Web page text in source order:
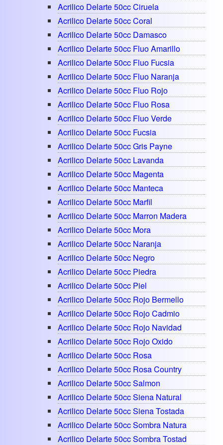
Acrilico Delarte 50cc Ciruela
Acrilico Delarte 50cc Coral
Acrilico Delarte 50cc Damasco
Acrilico Delarte 50cc Fluo Amarillo
Acrilico Delarte 50cc Fluo Fucsia
Acrilico Delarte 50cc Fluo Naranja
Acrilico Delarte 50cc Fluo Rojo
Acrilico Delarte 50cc Fluo Rosa
Acrilico Delarte 50cc Fluo Verde
Acrilico Delarte 50cc Fucsia
Acrilico Delarte 50cc Gris Payne
Acrilico Delarte 50cc Lavanda
Acrilico Delarte 50cc Magenta
Acrilico Delarte 50cc Manteca
Acrilico Delarte 50cc Marfil
Acrilico Delarte 50cc Marron Madera
Acrilico Delarte 50cc Mora
Acrilico Delarte 50cc Naranja
Acrilico Delarte 50cc Negro
Acrilico Delarte 50cc Piedra
Acrilico Delarte 50cc Piel
Acrilico Delarte 50cc Rojo Bermello
Acrilico Delarte 50cc Rojo Cadmio
Acrilico Delarte 50cc Rojo Navidad
Acrilico Delarte 50cc Rojo Oxido
Acrilico Delarte 50cc Rosa
Acrilico Delarte 50cc Rosa Country
Acrilico Delarte 50cc Salmon
Acrilico Delarte 50cc Siena Natural
Acrilico Delarte 50cc Siena Tostada
Acrilico Delarte 50cc Sombra Natura
Acrilico Delarte 50cc Sombra Tostad